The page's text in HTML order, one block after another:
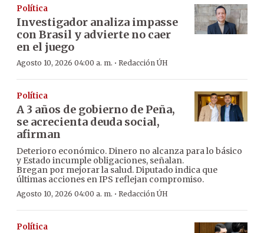
Política
Investigador analiza impasse
con Brasil y advierte no caer
en el juego
Agosto 10, 2026 04:00 a. m. · Redacción ÚH
Política
A 3 años de gobierno de Peña,
se acrecienta deuda social,
afirman
Deterioro económico. Dinero no alcanza para lo básico
y Estado incumple obligaciones, señalan.
Bregan por mejorar la salud. Diputado indica que
últimas acciones en IPS reflejan compromiso.
Agosto 10, 2026 04:00 a. m. · Redacción ÚH
Política